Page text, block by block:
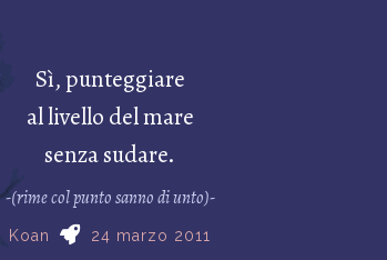
Sì, punteggiare
al livello del mare
senza sudare.
-(rime col punto sanno di unto)-
Koan 24 marzo 2011